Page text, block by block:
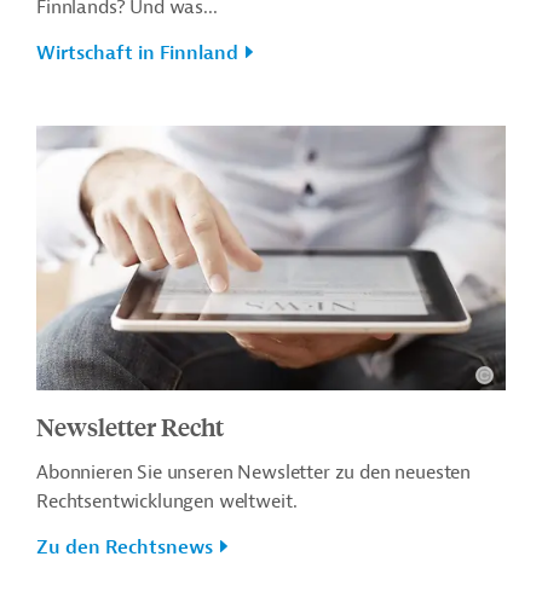
Finnlands? Und was...
Wirtschaft in Finnland
Newsletter Recht
Abonnieren Sie unseren Newsletter zu den neuesten
Rechtsentwicklungen weltweit.
Zu den Rechtsnews